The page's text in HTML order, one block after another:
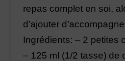
repas complet en soi,
d’ajouter
Ingrédients: – 2 petites
– 125 ml (1/2 tasse) de